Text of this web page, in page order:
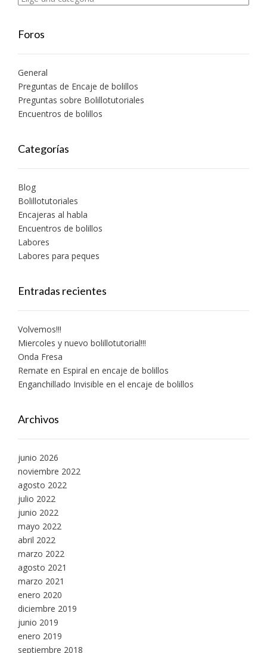
Foros
General
Preguntas de Encaje de bolillos
Preguntas sobre Bolillotutoriales
Encuentros de bolillos
Categorías
Blog
Bolillotutoriales
Encajeras al habla
Encuentros de bolillos
Labores
Labores para peques
Entradas recientes
Volvemos!!!
Miercoles y nuevo bolillotutorial!!!
Onda Fresa
Remate en Espiral en encaje de bolillos
Enganchillado Invisible en el encaje de bolillos
Archivos
junio 2026
noviembre 2022
agosto 2022
julio 2022
junio 2022
mayo 2022
abril 2022
marzo 2022
agosto 2021
marzo 2021
enero 2020
diciembre 2019
junio 2019
enero 2019
septiembre 2018